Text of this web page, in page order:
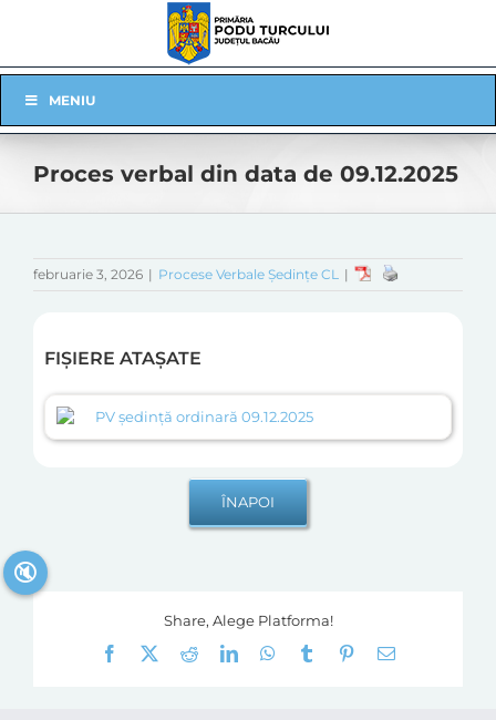
Navigation
MENIU
Proces verbal din data de 09.12.2025
februarie 3, 2026 | Procese Verbale Ședințe CL |
FIȘIERE ATAȘATE
PV ședință ordinară 09.12.2025
Share, Alege Platforma!
Facebook
RedditLinkedInWhatsApp
Tumblr Pinterest
E-
🔇